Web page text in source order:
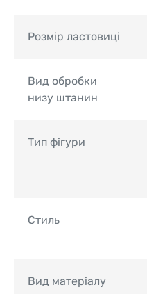
Розмір ластовиці
Вид обробки
низу штанин
Тип фігури
Стиль
Вид матеріалу